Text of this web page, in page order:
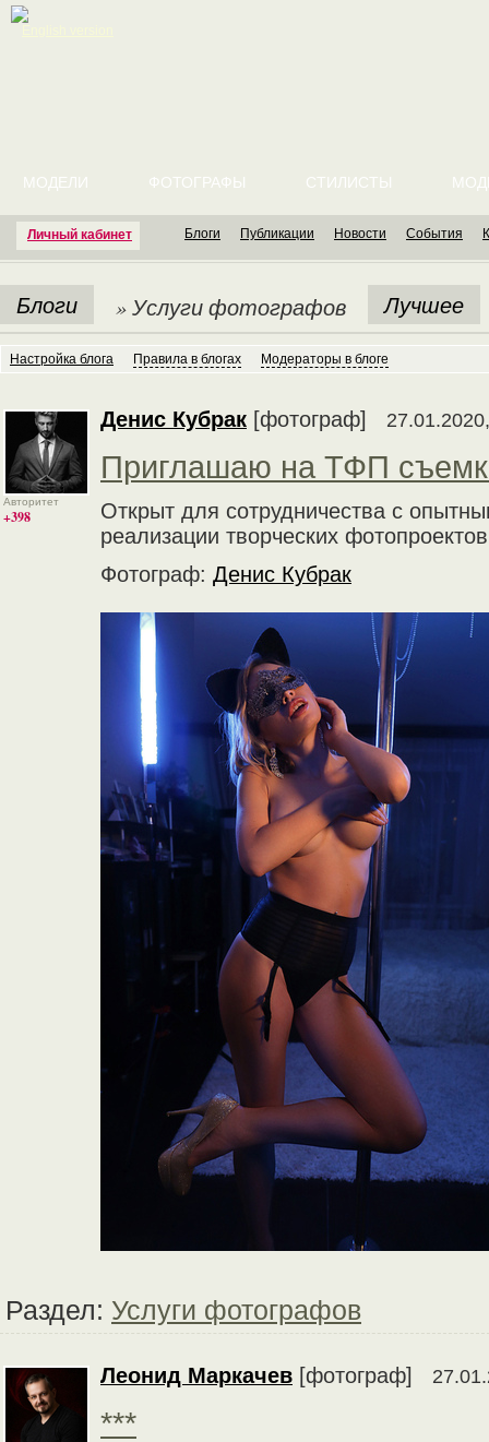
Личный кабинет
МОДЕЛИ ФОТОГРАФЫ СТИЛИСТЫ
Блоги Публикации Новости События
Блоги » Услуги фотографов Лучшее
Настройка блога Правила в блогах Модераторы в блоге
Авторитет
+398
Денис Кубрак [фотограф]
Приглашаю на ТФП
Открыт для сотрудничества с
реализации творческих фотопроектов
Фотограф: Денис Кубрак
Раздел: Услуги фотографов
Леонид Маркачев [фотограф]
***